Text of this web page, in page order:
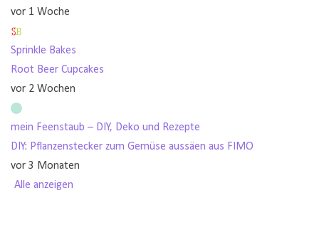
vor 1 Woche
Sprinkle Bakes
Root Beer Cupcakes
vor 2 Wochen
mein Feenstaub – DIY, Deko und Rezepte
DIY: Pflanzenstecker zum Gemüse aussäen aus FIMO
vor 3 Monaten
Alle anzeigen